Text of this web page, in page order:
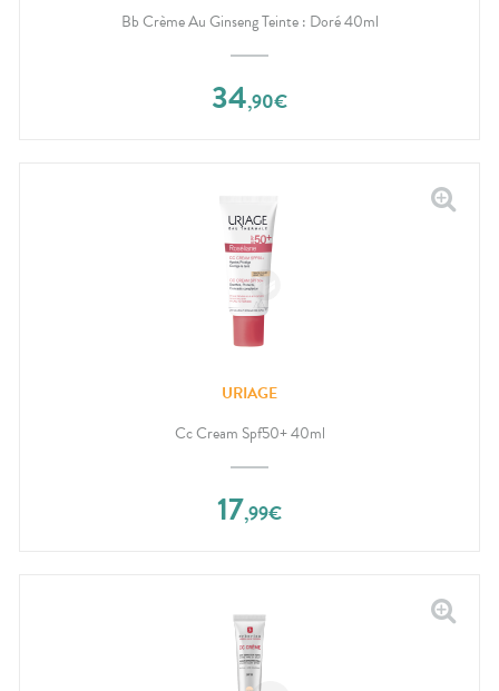
Bb Crème Au Ginseng Teinte : Doré 40ml
34,90€
URIAGE
Cc Cream Spf50+ 40ml
17,99€